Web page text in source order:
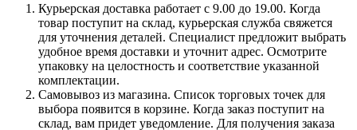
Курьерская доставка работает с 9.00 до 19.00. Когда
товар поступит на склад, курьерская служба свяжется
для уточнения деталей. Специалист предложит выбрать
удобное время доставки и уточнит адрес. Осмотрите
упаковку на целостность и соответствие указанной
комплектации.
Самовывоз из магазина. Список торговых точек для
выбора появится в корзине. Когда заказ поступит на
склад, вам придет уведомление. Для получения заказа